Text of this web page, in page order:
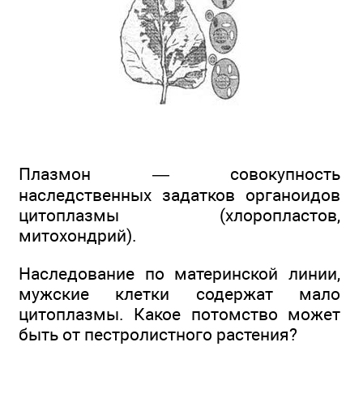
Плазмон — совокупность
наследственных задатков органоидов
цитоплазмы (хлоропластов,
митохондрий).
Наследование по материнской линии,
мужские клетки содержат мало
цитоплазмы. Какое потомство может
быть от пестролистного растения?